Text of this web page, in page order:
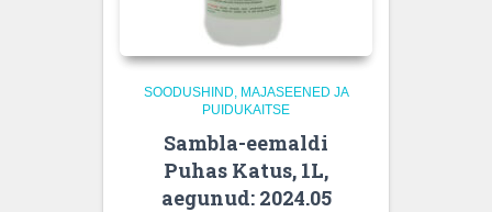
SOODUSHIND MAJASEENED JA
PUIDUKAITSE
Sambla-eemaldi
Puhas Katus, 1L,
aegunud: 2024.05